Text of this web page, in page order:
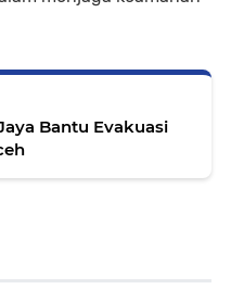
Bantu Evakuasi